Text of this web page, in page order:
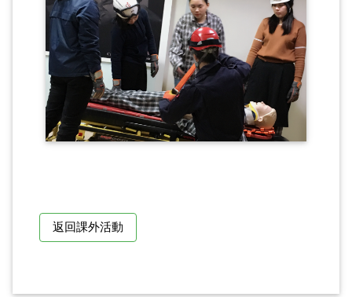
返回課外活動